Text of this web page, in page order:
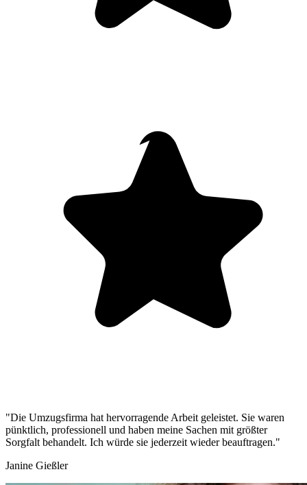
"Die Umzugsfirma hat hervorragende Arbeit geleistet. Sie waren
pünktlich, professionell und haben meine Sachen mit größter
Sorgfalt behandelt. Ich würde sie jederzeit wieder beauftragen."
Janine Gießler